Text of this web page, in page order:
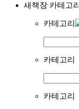
새책장 카테고리
카테고리
카테고리
카테고리